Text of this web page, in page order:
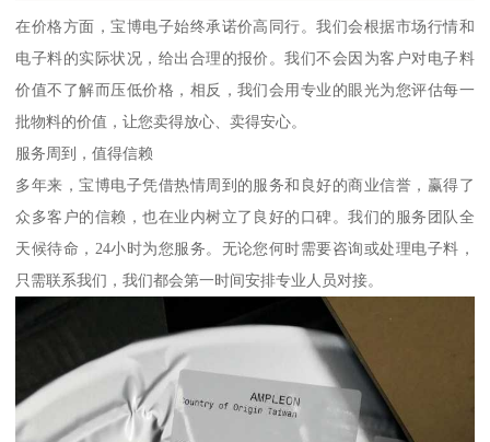
在价格方面，宝博电子始终承诺价高同行。我们会根据市场行情和
电子料的实际状况，给出合理的报价。我们不会因为客户对电子料
价值不了解而压低价格，相反，我们会用专业的眼光为您评估每一
批物料的价值，让您卖得放心、卖得安心。
服务周到，值得信赖
多年来，宝博电子凭借热情周到的服务和良好的商业信誉，赢得了
众多客户的信赖，也在业内树立了良好的口碑。我们的服务团队全
天候待命，24小时为您服务。无论您何时需要咨询或处理电子料，
只需联系我们，我们都会第一时间安排专业人员对接。